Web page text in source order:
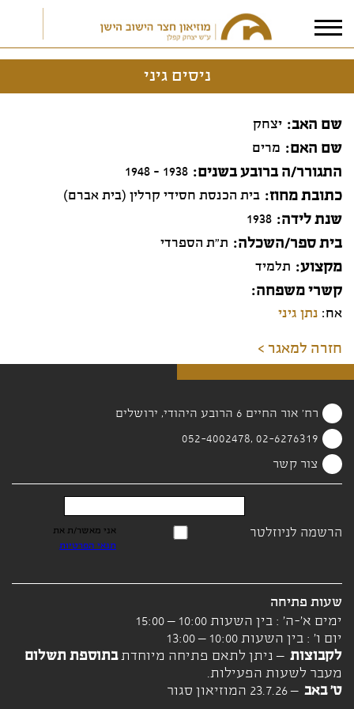
אני מאשר/ת אתתנאי הפרטיות
ניסים גיני
שם האב יצחק
שם האם מרים
התגורר/ה ברובע בשנים 1938 - 1948
כתובת מחוז בית הכנסת חסידי קרלין (בית אברם)
שנת לידה 1938
בית ספר/השכלה ת"ת הספרדי
מקצוע תלמיד
קשרי משפחה
אח: נתן גיני
חזרה למאגר >
רח' אור החיים 6 הרובע היהודי, ירושלים
02-6276319 ,052-4002478
צור קשר
הרשמה לניוזלטר
אני מאשר/ת את
תנאי הפרטיות
שעות פתיחה
ימים א'-ה' : בין השעות 10:00 – 15:00
יום ו' : בין השעות 10:00 – 13:00
לקבוצות – ניתן לתאם פתיחה מיוחדתבתוספת תשלום
מעבר לשעות הפעילות.
ט' באב– 23.7.26 המוזיאון סגור